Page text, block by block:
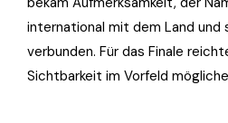
international mit dem Land und
verbunden. Für das Finale
Sichtbarkeit im Vorfeld